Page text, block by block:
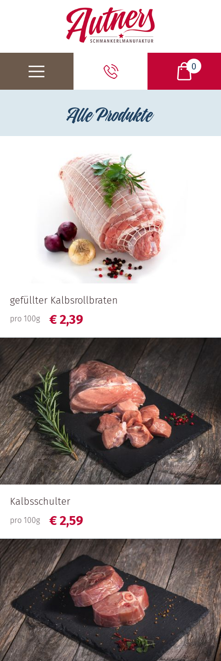
0
Alle Produkte
gefüllter Kalbsrollbraten
pro 100g €2,39
Kalbsschulter
pro 100g €2,59